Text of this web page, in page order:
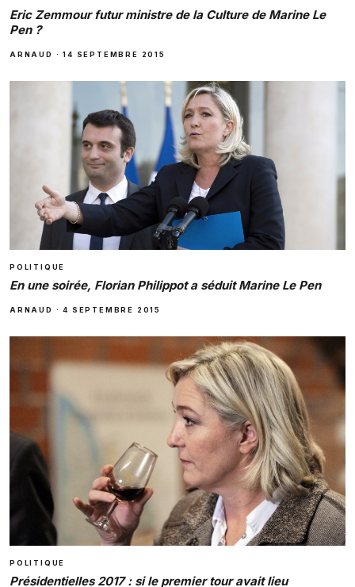
Eric Zemmour futur ministre de la Culture de Marine Le
Pen ?
ARNAUD ·14 SEPTEMBRE 2015
POLITIQUE
En une soirée, Florian Philippot a séduit Marine Le Pen
ARNAUD ·4 SEPTEMBRE 2015
POLITIQUE
Présidentielles 2017 : si le premier tour avait lieu